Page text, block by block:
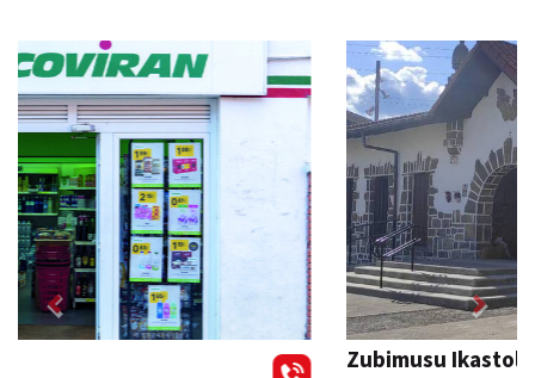
Previous Next